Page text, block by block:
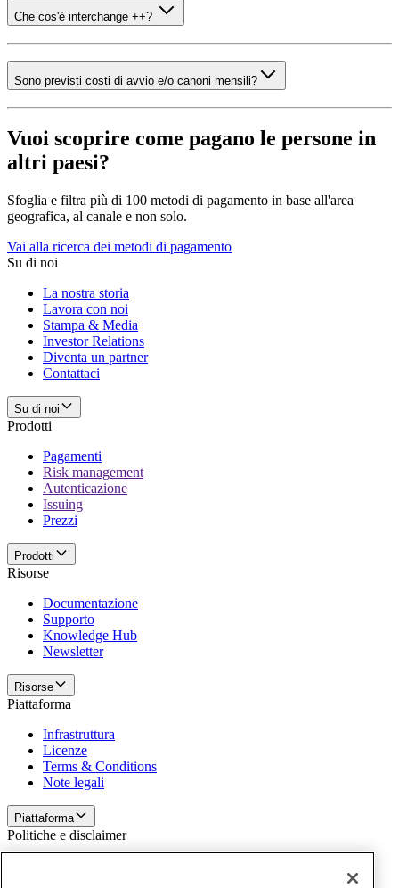
Che cos'è interchange ++?
Sono previsti costi di avvio e/o canoni mensili?
Vuoi scoprire come pagano le persone in
altri paesi?
Sfoglia e filtra più di 100 metodi di pagamento in base all'area
geografica, al canale e non solo.
Vai alla ricerca dei metodi di pagamento
Su di noi
La nostra storia
Lavora con noi
Stampa & Media
Investor Relations
Diventa un partner
Contattaci
Su di noi
Prodotti
Pagamenti
Risk management
Autenticazione
Issuing
Prezzi
Prodotti
Risorse
Documentazione
Supporto
Knowledge Hub
Newsletter
Risorse
Piattaforma
Infrastruttura
Licenze
Terms & Conditions
Note legali
Piattaforma
Politiche e disclaimer